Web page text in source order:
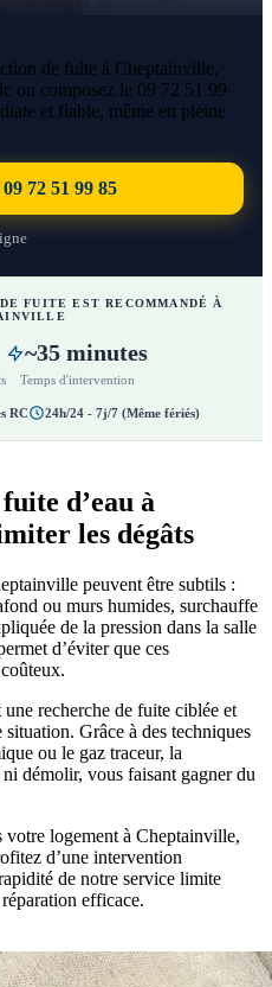
de fuite à Cheptainville,
ou composez le 09 72 51 99
et fiable, même en pleine
72 51 99 85
FUITE EST RECOMMANDÉ À
~35 minutes
Temps d'intervention
RC 24h/24 - 7j/7 (Même fériés)
d’eau à
les dégâts
peuvent être subtils :
ou murs humides, surchauffe
de la pression dans la salle
d’éviter que ces
recherche de fuite ciblée et
Grâce à des techniques
ou le gaz traceur, la
démolir, vous faisant gagner du
votre logement à Cheptainville,
d’une intervention
de notre service limite
efficace.